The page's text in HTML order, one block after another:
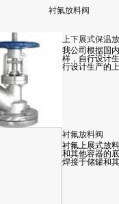
衬氟放料阀
上下展式保温
我公司根据国
样，自行设计
行设计生产的
衬氟放料阀
衬氟上展式放
和其他容器的
焊接于储罐和